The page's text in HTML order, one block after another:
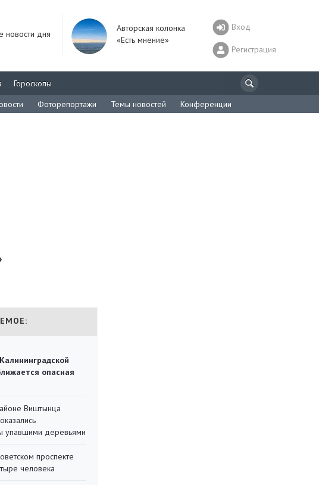
новости дня
Авторская колонка
«Есть мнение»
Вход
Регистрация
Гороскопы
Фоторепортажи Темы новостей Конференции
опасная
Виштынца
упавшими деревьями
проспекте
человека